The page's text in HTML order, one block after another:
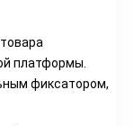
платформы.
фиксатором,